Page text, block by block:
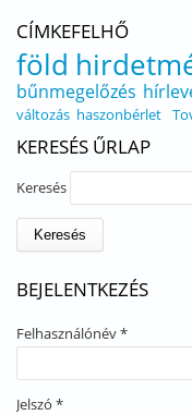
CÍMKEFELHŐ
föld
bűnmegelőzés
változás haszonbérlet
KERESÉS ŰRLAP
Keresés
BEJELENTKEZÉS
Felhasználónév*
Jelszó *